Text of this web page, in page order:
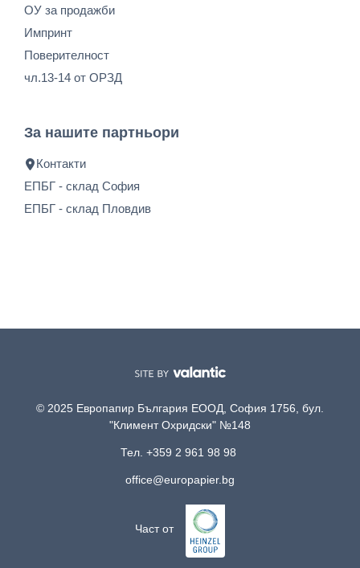
ОУ за продажби
Импринт
Поверителност
чл.13-14 от ОРЗД
За нашите партньори
Контакти
ЕПБГ - склад София
ЕПБГ - склад Пловдив
© 2025 Европапир България ЕООД, София 1756, бул.
"Климент Охридски" №148
Тел. +359 2 961 98 98
office@europapier.bg
Част от